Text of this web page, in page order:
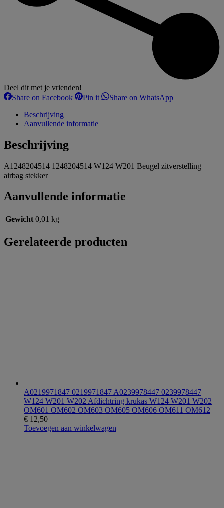
Deel dit met je vrienden!
Share on FacebookSharePin itShareShare on WhatsAppShare
Beschrijving
Aanvullende informatie
Beschrijving
A1248204514 1248204514 W124 W201 Beugel zitverstelling
airbag stekker
Aanvullende informatie
Gewicht 0,01 kg
Gerelateerde producten
A0219971847 0219971847 A0239978447 0239978447
W124 W201 W202 Afdichtring krukas W124 W201 W202
OM601 OM602 OM603 OM605 OM606 OM611 OM612
€ 12,50
Toevoegen aan winkelwagen